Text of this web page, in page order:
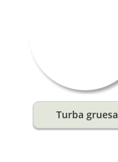
Turba gruesa